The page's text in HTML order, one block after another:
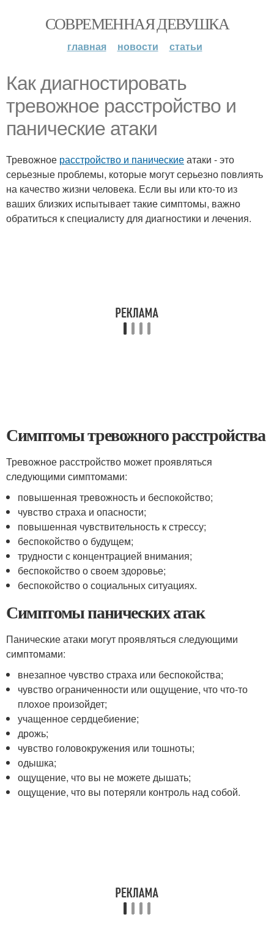
СОВРЕМЕННАЯ ДЕВУШКА
главная новости статьи
Как диагностировать
тревожное расстройство и
панические атаки
Тревожное расстройство и паническиеатаки - это
серьезные проблемы, которые могут серьезно повлиять
на качество жизни человека. Если вы или кто-то из
ваших близких испытывает такие симптомы, важно
обратиться к специалисту для диагностики и лечения.
Симптомы тревожного расстройства
Тревожное расстройство может проявляться
следующими симптомами:
повышенная тревожность и беспокойство;
чувство страха и опасности;
повышенная чувствительность к стрессу;
беспокойство о будущем;
трудности с концентрацией внимания;
беспокойство о своем здоровье;
беспокойство о социальных ситуациях.
Симптомы панических атак
Панические атаки могут проявляться следующими
симптомами:
внезапное чувство страха или беспокойства;
чувство ограниченности или ощущение, что что-то
плохое произойдет;
учащенное сердцебиение;
дрожь;
чувство головокружения или тошноты;
одышка;
ощущение, что вы не можете дышать;
ощущение, что вы потеряли контроль над собой.